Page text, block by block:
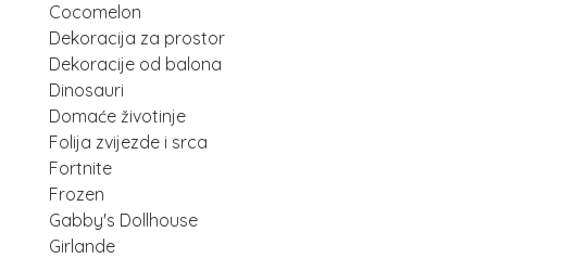
Cocomelon
Dekoracija za prostor
Dekoracije od balona
Dinosauri
Domaće životinje
Folija zvijezde i srca
Fortnite
Frozen
Gabby's Dollhouse
Girlande